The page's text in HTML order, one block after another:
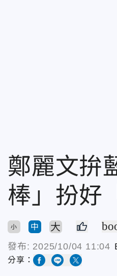
鄭麗文拚
棒」扮好
小 中 大
發布: 2025/10/04 11:04
分享：